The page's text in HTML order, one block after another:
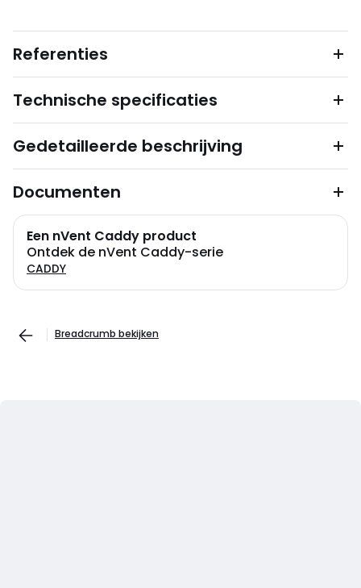
Referenties
Technische specificaties
Gedetailleerde beschrijving
Documenten
Een nVent Caddy product
Ontdek de nVent Caddy-serie
CADDY
Breadcrumb bekijken